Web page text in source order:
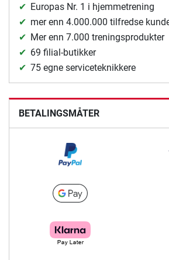
Europas Nr. 1 i hjemmetrening
mer enn 4.000.000 tilfredse
Mer enn 7.000 treningsprodukter
69 filial-butikker
75 egne serviceteknikkere
BETALINGSMÅTER